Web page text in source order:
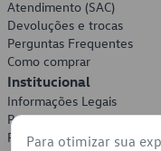
Atendimento (SAC)
Devoluções e trocas
Perguntas Frequentes
Como comprar
Institucional
Informações Legais
Política de Privacidade
Política de Cookies
Para otimizar sua